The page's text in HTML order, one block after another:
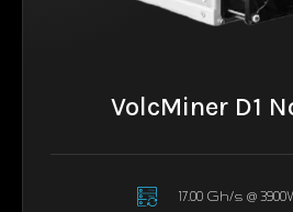
VolcMiner D1
17.00 Gh/s @